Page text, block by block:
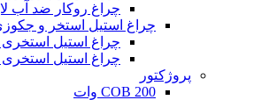
چراغ روکار ضد آب
چراغ استیل استخر و
چراغ استیل استخری
چراغ استیل استخری
پروژکتور
COB 200 وات